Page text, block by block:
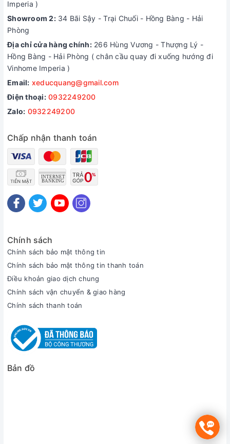
Imperia )
Showroom 2:34 Bãi Sậy - Trại Chuối - Hồng Bàng - Hải
Phòng
Địa chỉ cửa hàng chính:266 Hùng Vương - Thượng Lý -
Hồng Bàng - Hải Phòng ( chân cầu quay đi xuống hướng đi
Vinhome Imperia )
Email: xeducquang@gmail.com
Điện thoại: 0932249200
Zalo: 0932249200
Chấp nhận thanh toán
Chính sách
Chính sách bảo mật thông tin
Chính sách bảo mật thông tin thanh toán
Điều khoản giao dịch chung
Chính sách vận chuyển & giao hàng
Chính sách thanh toán
Bản đồ